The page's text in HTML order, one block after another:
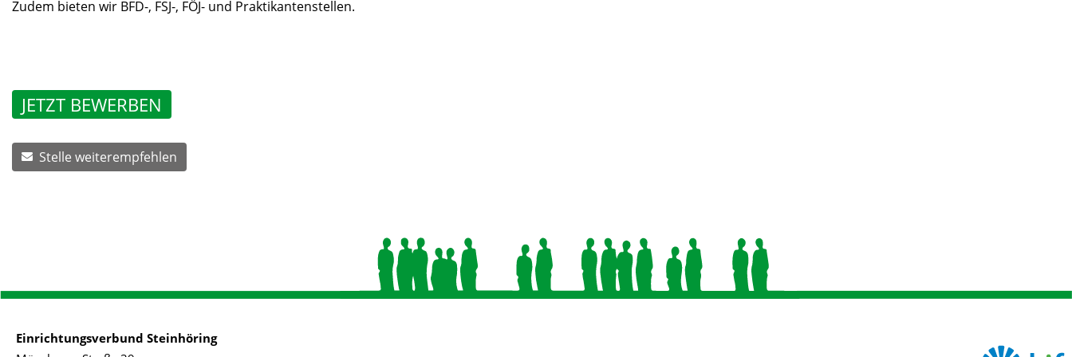
Zudem bieten wir BFD-, FSJ-, FÖJ- und Praktikantenstellen.
JETZT BEWERBEN
Stelle weiterempfehlen
Einrichtungsverbund Steinhöring